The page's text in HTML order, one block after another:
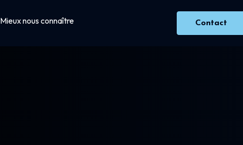
Mieux nous connaître Contact